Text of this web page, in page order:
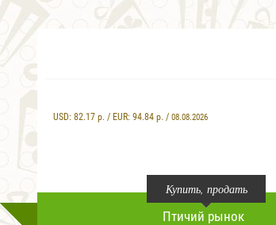
USD: 82.17 р. / EUR: 94.84 р. / 08.08.2026
Купить, продать
Птичий рынок